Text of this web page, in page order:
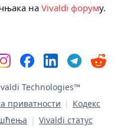
на Vivaldi форуму.
Technologies™
приватности | Кодекс
| Vivaldi статус